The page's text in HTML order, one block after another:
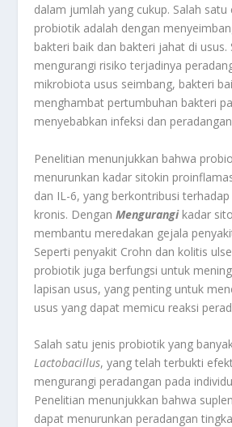
dalam jumlah yang cukup. Salah satu
probiotik adalah dengan
bakteri baik dan bakteri jahat di usus.
mengurangi risiko terjadinya
mikrobiota usus seimbang, bakteri
menghambat pertumbuhan bakteri
menyebabkan infeksi dan
Penelitian menunjukkan bahwa
menurunkan kadar sitokin
dan IL-6, yang berkontribusi
kronis. DenganMengurangikadar
membantu meredakan gejala
Seperti penyakit Crohn dan kolitis
probiotik juga berfungsi untuk
lapisan usus, yang penting untuk
usus yang dapat memicu reaksi
Salah satu jenis probiotik yang
Lactobacillus, yang telah terbukti
mengurangi peradangan pada
Penelitian menunjukkan bahwa
dapat menurunkan peradangan